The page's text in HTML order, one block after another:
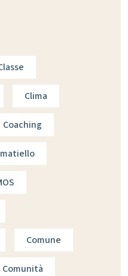
Clima
Coaching
Comune
Comunità